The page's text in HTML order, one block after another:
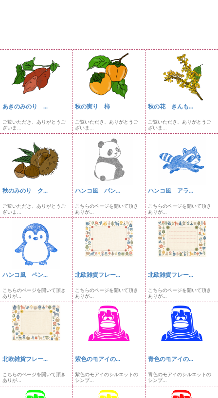
あきのみのり ...
ご覧いただき、ありがとうご
ざいま...
秋の実り 柿
ご覧いただき、ありがとうご
ざいま...
秋の花 きんも...
ご覧いただき、ありがとうご
ざいま...
秋のみのり ク...
ご覧いただき、ありがとうご
ざいま...
ハンコ風 パン...
こちらのページを開いて頂き
ありが...
ハンコ風 アラ...
こちらのページを開いて頂き
ありが...
ハンコ風 ペン...
こちらのページを開いて頂き
ありが...
北欧雑貨フレー...
こちらのページを開いて頂き
ありが...
北欧雑貨フレー...
こちらのページを開いて頂き
ありが...
北欧雑貨フレー...
こちらのページを開いて頂き
ありが...
紫色のモアイの...
紫色のモアイのシルエットの
シンプ...
青色のモアイの...
青色のモアイのシルエットの
シンプ...